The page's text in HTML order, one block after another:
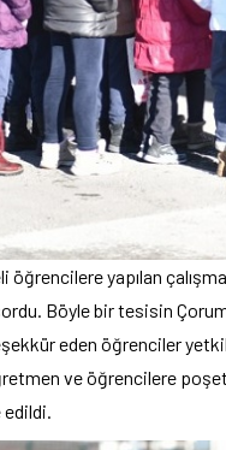
yapılan
Böyle bir tesisin
eden öğrenciler
ve öğrencilere poşet